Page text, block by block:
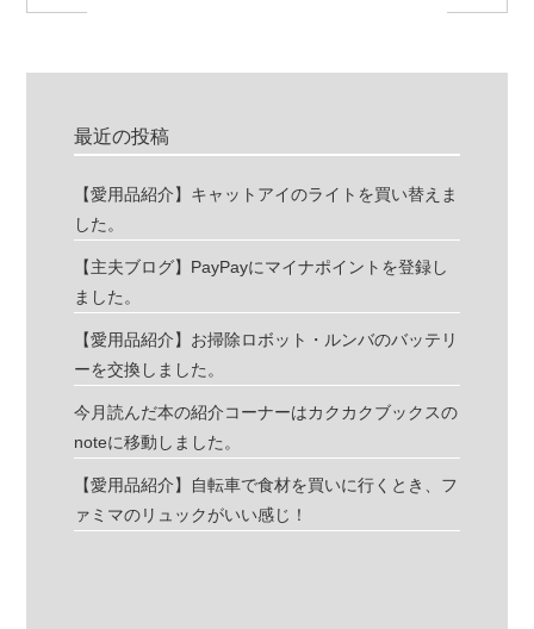
最近の投稿
【愛用品紹介】キャットアイのライトを買い替えま
した。
【主夫ブログ】PayPayにマイナポイントを登録し
ました。
【愛用品紹介】お掃除ロボット・ルンバのバッテリ
ーを交換しました。
今月読んだ本の紹介コーナーはカクカクブックスの
noteに移動しました。
【愛用品紹介】自転車で食材を買いに行くとき、フ
ァミマのリュックがいい感じ！